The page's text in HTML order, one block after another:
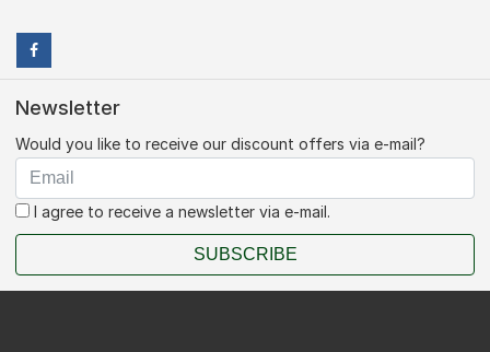
Newsletter
Would you like to receive our discount offers via e-mail?
I agree to receive a newsletter via e-mail.
SUBSCRIBE